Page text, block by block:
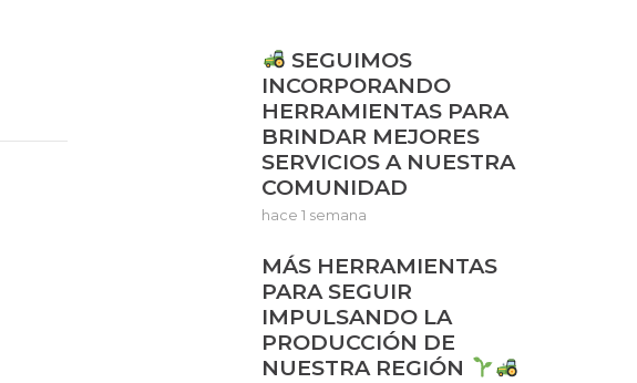
SEGUIMOS
INCORPORANDO
HERRAMIENTAS PARA
BRINDAR MEJORES
SERVICIOS A NUESTRA
COMUNIDAD
hace 1 semana
MÁS HERRAMIENTAS
PARA SEGUIR
IMPULSANDO LA
PRODUCCIÓN DE
NUESTRA REGIÓN